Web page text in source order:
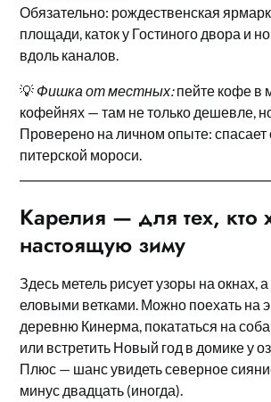
Обязательно: рождественская
площади, каток у Гостиного двора и
вдоль каналов.
💡 Фишка от местных:пейте кофе в
кофейнях — там не только дешевле,
Проверено на личном опыте: спасает
питерской мороси.
Карелия — для тех, кто
настоящую зиму
Здесь метель рисует узоры на окнах,
еловыми ветками. Можно поехать на
деревню Кинерма, покататься на
или встретить Новый год в домике у
Плюс — шанс увидеть северное
минус двадцать (иногда).